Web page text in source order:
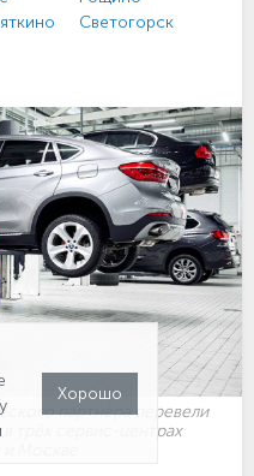
Светогорск
партнёра перевели
трёх сервис-центрах
Хорошо